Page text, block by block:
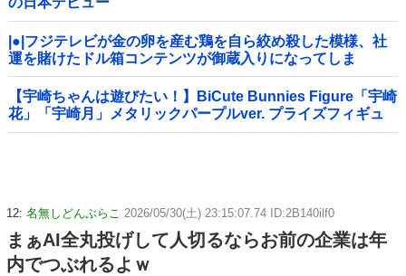
|●|フジテレビが金の卵を産む鶏を自ら絞め殺した模様、社
運を賭けたドル箱コンテンツが御蔵入りになってしま
い……
【宇崎ちゃんは遊びたい！】BiCute Bunnies Figure「宇崎
花」「宇崎月」メタリックパープルver. プライズフィギュ
ア【ラウンドワン限定で展開決定】
12: 名無しどんぶらこ 2026/05/30(土) 23:15:07.74 ID:2B140ilf0
まぁAI全丸投げして人切るならお前の企業は年
内でつぶれるよｗ